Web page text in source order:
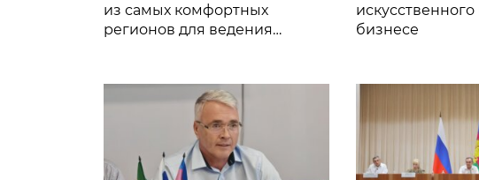
из самых комфортных
регионов для ведения
бизнесе